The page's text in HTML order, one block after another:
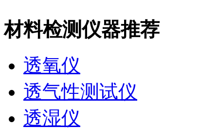
材料检测仪器推荐
透氧仪
透气性测试仪
透湿仪